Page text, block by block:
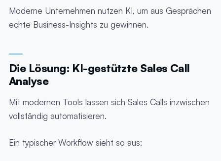
Moderne Unternehmen nutzen KI, um aus Gesprächen
echte Business-Insights zu gewinnen.
Die Lösung: KI-gestützte Sales Call
Analyse
Mit modernen Tools lassen sich Sales Calls inzwischen
vollständig automatisieren.
Ein typischer Workflow sieht so aus: